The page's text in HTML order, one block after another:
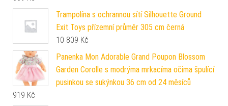
Trampolína s ochrannou sítí Silhouette Ground
Exit Toys přízemní průměr 305 cm černá
10 809 Kč
Panenka Mon Adorable Grand Poupon Blossom
Garden Corolle s modrýma mrkacíma očima špulící
pusinkou se sukýnkou 36 cm od 24 měsíců
919 Kč